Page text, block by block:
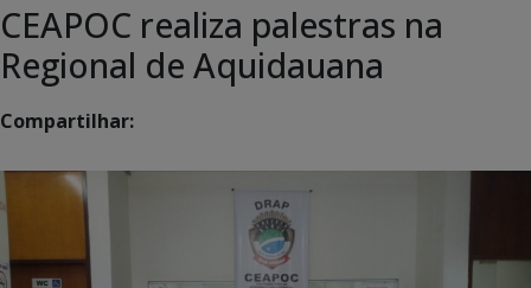
CEAPOC realiza palestras na
Regional de Aquidauana
Compartilhar: